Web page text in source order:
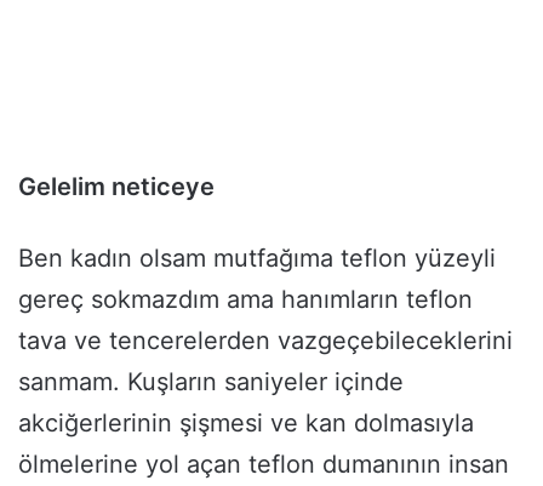
Gelelim neticeye
Ben kadın olsam mutfağıma teflon yüzeyli
gereç sokmazdım ama hanımların teflon
tava ve tencerelerden vazgeçebileceklerini
sanmam. Kuşların saniyeler içinde
akciğerlerinin şişmesi ve kan dolmasıyla
ölmelerine yol açan teflon dumanının insan